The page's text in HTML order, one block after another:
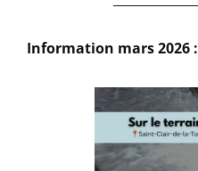
Information mars 2026 :